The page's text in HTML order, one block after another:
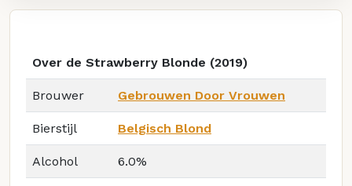
Over de Strawberry Blonde (2019)
Brouwer Gebrouwen Door Vrouwen
Bierstijl Belgisch Blond
Alcohol 6.0%